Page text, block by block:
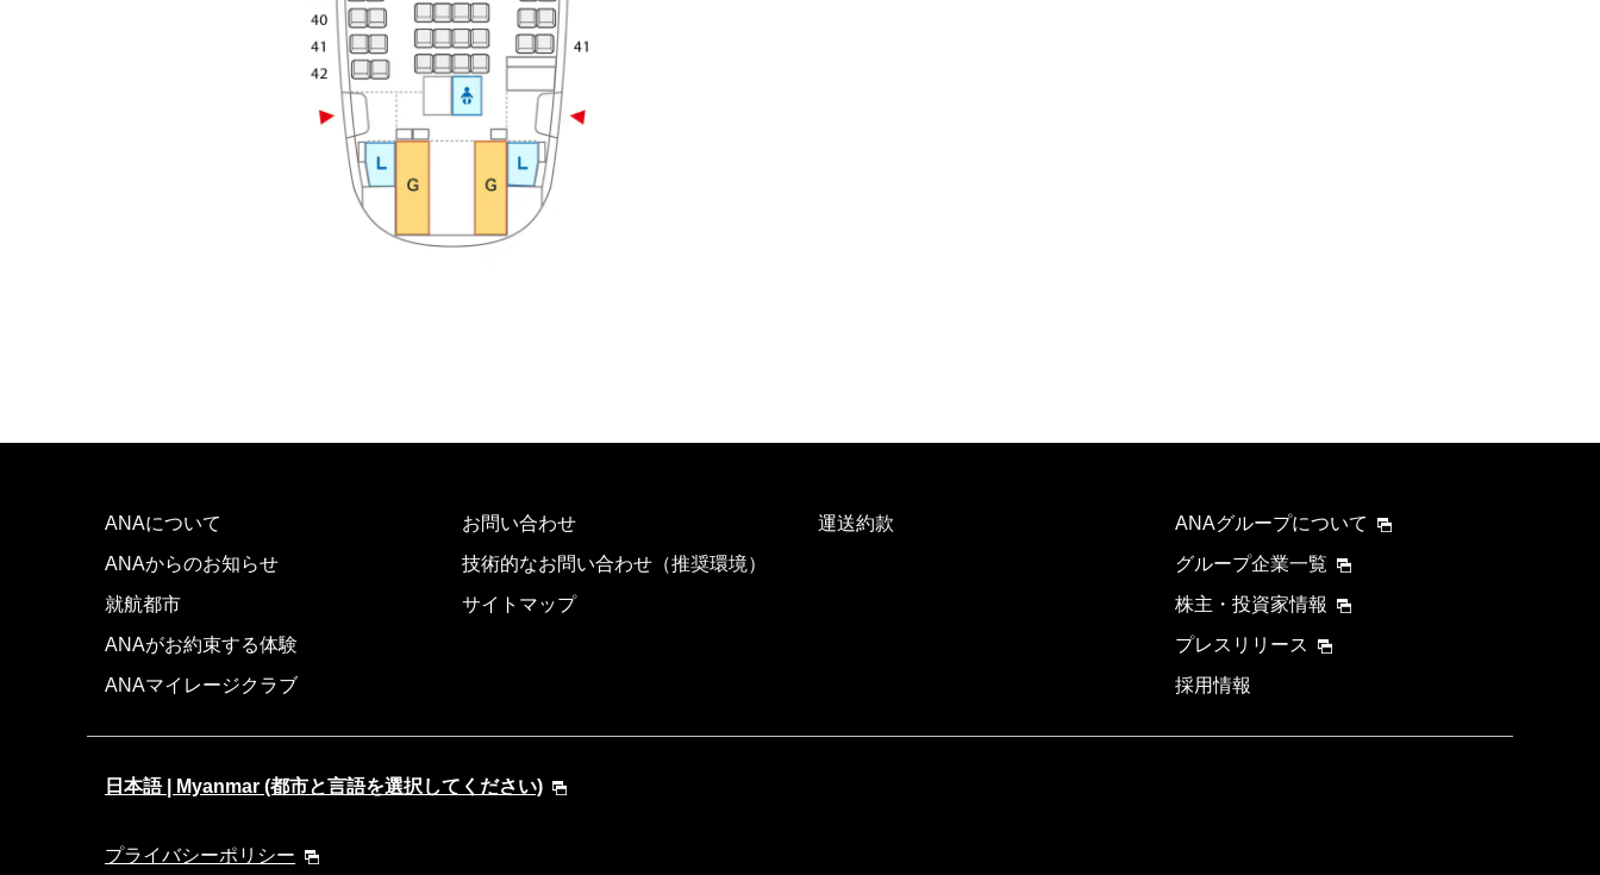
ANAについて
ANAからのお知らせ
就航都市
ANAがお約束する体験
ANAマイレージクラブ
お問い合わせ
技術的なお問い合わせ（推奨環境）
サイトマップ
運送約款
ANAグループについて
グループ企業一覧
株主・投資家情報
プレスリリース
採用情報
日本語 | Myanmar (都市と言語を選択してください)
プライバシーポリシー